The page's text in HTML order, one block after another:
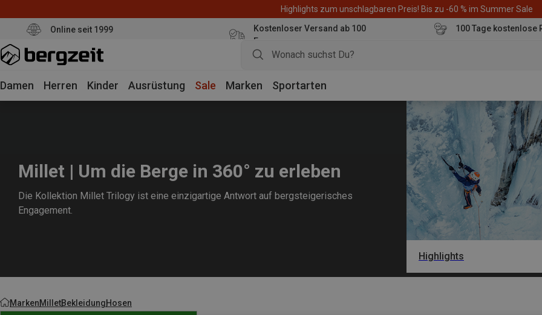
Highlights zum unschlagbaren Preis! Bis zu -60 % im Summer Sale
Online seit 1999
Kostenloser Versand ab 100
Euro
100 Tage kostenlose
Damen Herren Kinder Ausrüstung Sale Marken Sportarten
Millet | Um die Berge in 360° zu erleben
Die Kollektion Millet Trilogy ist eine einzigartige Antwort auf bergsteigerisches
Engagement.
Highlights
MarkenMilletBekleidungHosen